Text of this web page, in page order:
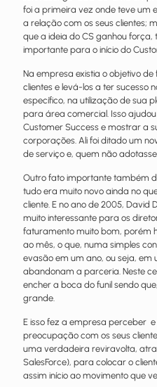
foi a primeira vez onde teve um
a relação com os seus clientes;
que a ideia do CS ganhou
importante para o início do
Na empresa existia o objetivo
clientes e levá-los a ter sucesso
específico, na utilização de sua
para área comercial. Isso
Customer Success e mostrar a
corporações. Ali foi ditado um
de serviço e, quem não
Outro fato importante também
tudo era muito novo ainda no
cliente. E no ano de 2005,
muito interessante para os
faturamento muito bom, porém
ao mês, o que, numa simples
evasão em um ano, ou seja, em
abandonam a parceria. Neste
encher a boca do funil sendo
grande.
E isso fez a empresa perceber
preocupação com os seus
uma verdadeira reviravolta,
SalesForce), para colocar o
assim início ao movimento que